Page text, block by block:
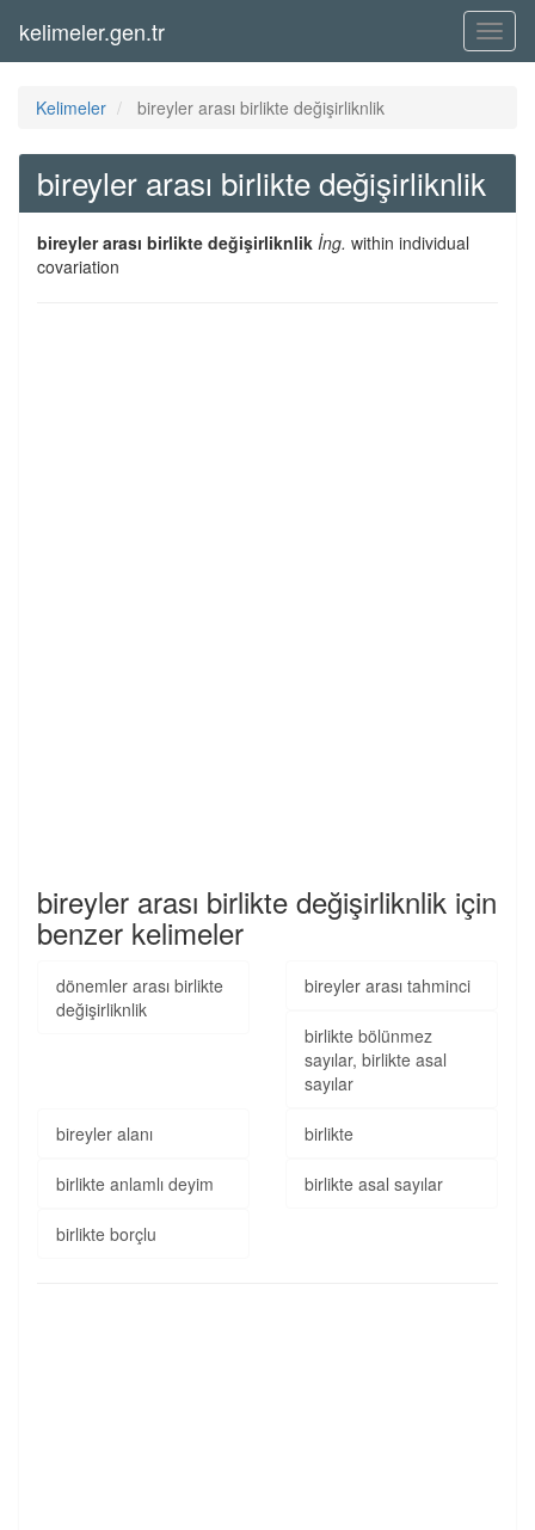
Menü
kelimeler.gen.tr
Kelimeler bireyler arası birlikte değişirliknlik
bireyler arası birlikte değişirliknlik
bireyler arası birlikte değişirliknlik İng. within individual
covariation
bireyler arası birlikte değişirliknlik için
benzer kelimeler
dönemler arası birlikte
değişirliknlik
bireyler arası tahminci
birlikte bölünmez
sayılar, birlikte asal
sayılar
bireyler alanı birlikte
birlikte anlamlı deyim birlikte asal sayılar
birlikte borçlu